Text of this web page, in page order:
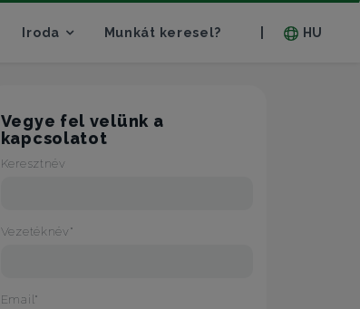
HU
Iroda Munkát keresel?
Vegye fel velünk a
kapcsolatot
Keresztnév
Vezetéknév*
Email*